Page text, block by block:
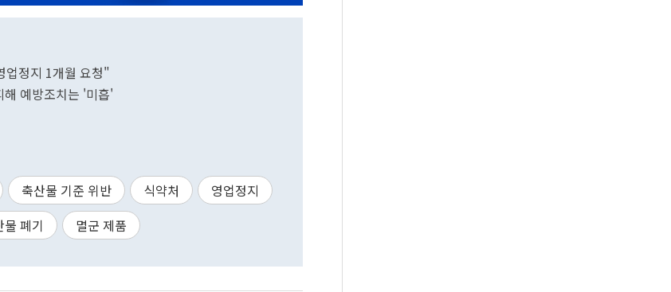
업정지 1개월 요청"
예방조치는 '미흡'
축산물 기준 위반 식약처
영업정지
물 폐기 멸군 제품